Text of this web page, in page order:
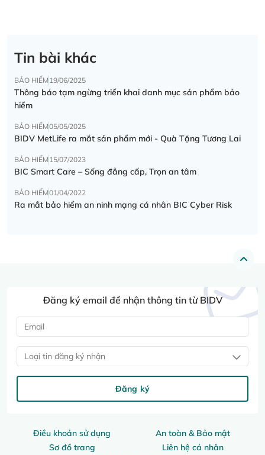
Tin bài khác
BẢO HIỂM19/06/2025
Thông báo tạm ngừng triển khai danh mục sản phẩm bảo
hiểm
BẢO HIỂM05/05/2025
BIDV MetLife ra mắt sản phẩm mới - Quà Tặng Tương Lai
BẢO HIỂM15/07/2023
BIC Smart Care – Sống đẳng cấp, Trọn an tâm
BẢO HIỂM01/04/2022
Ra mắt bảo hiểm an ninh mạng cá nhân BIC Cyber Risk
Điều khoản sử dụng
An toàn & Bảo mật
Sơ đồ trang
Liên hệ cá nhân
Đăng ký email để nhận thông tin từ BIDV
Loại tin đăng ký nhận
Đăng ký